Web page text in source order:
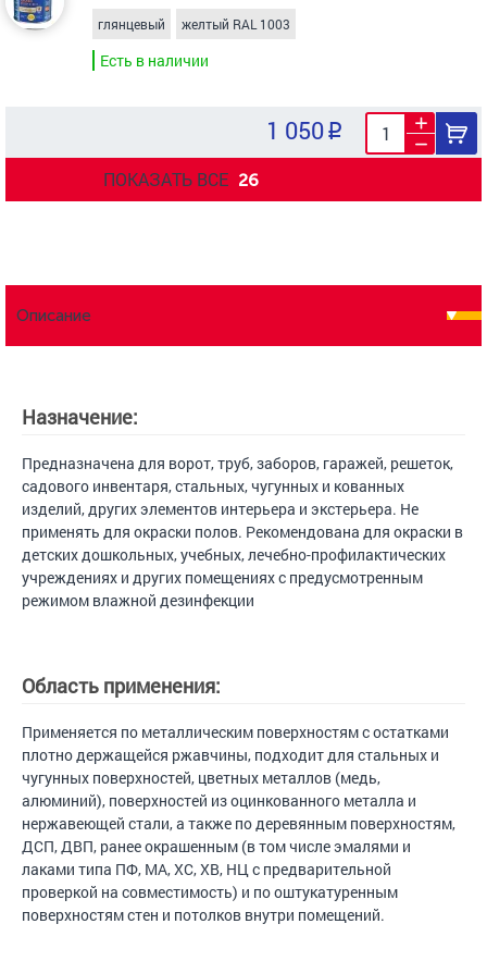
глянцевый желтый RAL 1003
Есть в наличии
1 050
ПОКАЗАТЬ ВСЕ 26
Описание
Назначение:
Предназначена для ворот, труб, заборов, гаражей, решеток,
садового инвентаря, стальных, чугунных и кованных
изделий, других элементов интерьера и экстерьера. Не
применять для окраски полов. Рекомендована для окраски в
детских дошкольных, учебных, лечебно-профилактических
учреждениях и других помещениях с предусмотренным
режимом влажной дезинфекции
Область применения:
Применяется по металлическим поверхностям с остатками
плотно держащейся ржавчины, подходит для стальных и
чугунных поверхностей, цветных металлов (медь,
алюминий), поверхностей из оцинкованного металла и
нержавеющей стали, а также по деревянным поверхностям,
ДСП, ДВП, ранее окрашенным (в том числе эмалями и
лаками типа ПФ, МА, ХС, ХВ, НЦ с предварительной
проверкой на совместимость) и по оштукатуренным
поверхностям стен и потолков внутри помещений.